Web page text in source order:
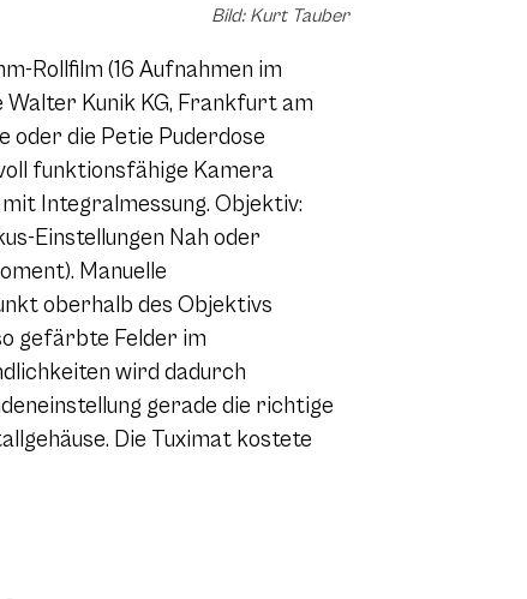
Bild: Kurt Tauber
Rollfilm (16 Aufnahmen im
Walter Kunik KG, Frankfurt am
oder die Petie Puderdose
funktionsfähige Kamera
Integralmessung. Objektiv:
Einstellungen Nah oder
Manuelle
oberhalb des Objektivs
gefärbte Felder im
wird dadurch
gerade die richtige
Die Tuximat kostete